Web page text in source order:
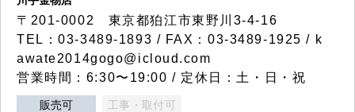
〒201-0002 東京都狛江市東野川3-4-16
TEL：03-3489-1893 / FAX：03-3489-1925 / k
awate2014gogo@icloud.com
営業時間：6:30〜19:00 / 定休日：土・日・祝
販売可 工事・取付可